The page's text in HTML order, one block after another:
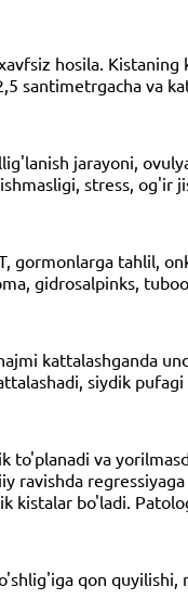
hosila.
santimetrgacha va
jarayoni,
stress, og'ir
tahlil,
gidrosalpinks,
kattalashganda
siydik
va
ravishda
kistalar bo'ladi.
qon